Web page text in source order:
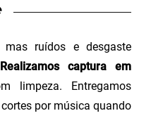
ruídos e desgaste
Realizamos captura em
limpeza. Entregamos
por música quando